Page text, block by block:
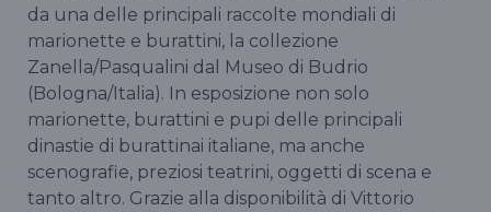
da una delle principali raccolte mondiali di
marionette e burattini, la collezione
Zanella/Pasqualini dal Museo di Budrio
(Bologna/Italia). In esposizione non solo
marionette, burattini e pupi delle principali
dinastie di burattinai italiane, ma anche
scenografie, preziosi teatrini, oggetti di scena e
tanto altro. Grazie alla disponibilità di Vittorio